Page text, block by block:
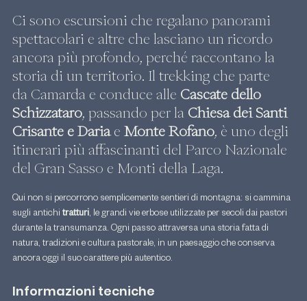
Ci sono escursioni che regalano panorami
spettacolari e altre che lasciano un ricordo
ancora più profondo, perché raccontano la
storia di un territorio. Il trekking che parte
da Camarda e conduce alle Cascate dello
Schizzataro , passando per la Chiesa dei Santi
Crisante e Daria e Monte Rofano , è uno degli
itinerari più affascinanti del Parco Nazionale
del Gran Sasso e Monti della Laga.
Qui non si percorrono semplicemente sentieri di montagna: si cammina
sugli antichi tratturi, le grandi vie erbose utilizzate per secoli dai pastori
durante la transumanza. Ogni passo attraversa una storia fatta di
natura, tradizioni e cultura pastorale, in un paesaggio che conserva
ancora oggi il suo carattere più autentico.
Informazioni tecniche